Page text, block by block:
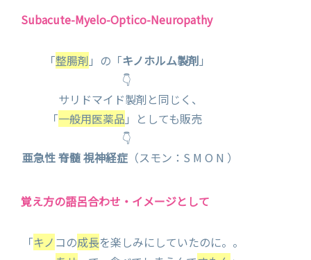
Subacute-Myelo-Optico-Neuropathy
「整腸剤 」の「キノホルム製剤 」
👇
サリドマイド製剤と同じく、
「一般用医薬品 」としても販売
👇
亜急性 脊髄 視神経症 （スモン：S M O N ）
覚え方の語呂合わせ・イメージとして
「キノ コの成長を楽しみにしていたのに。。